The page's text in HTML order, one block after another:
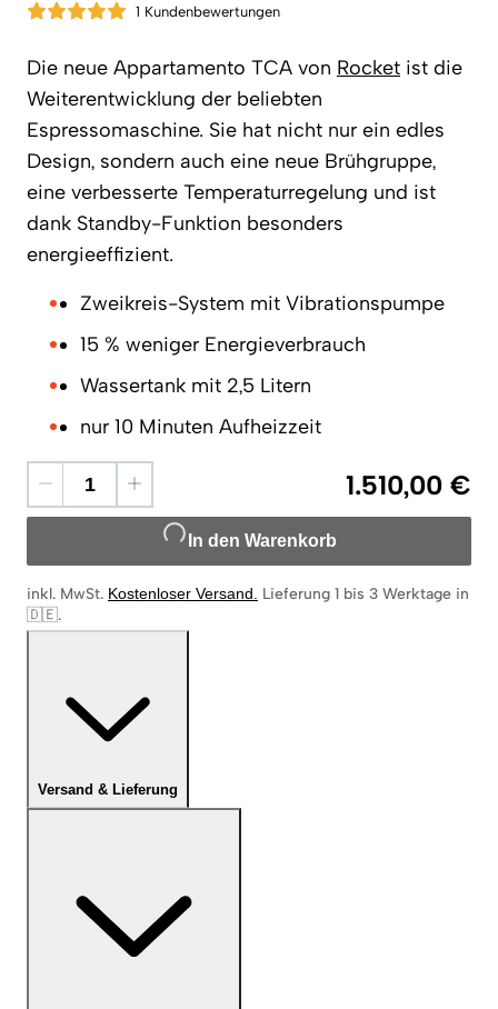
1 Kundenbewertungen
Die neue Appartamento TCA von Rocket ist die
Weiterentwicklung der beliebten
Espressomaschine. Sie hat nicht nur ein edles
Design, sondern auch eine neue Brühgruppe,
eine verbesserte Temperaturregelung und ist
dank Standby-Funktion besonders
energieeffizient.
Zweikreis-System mit Vibrationspumpe
15 % weniger Energieverbrauch
Wassertank mit 2,5 Litern
nur 10 Minuten Aufheizzeit
1.510,00 €
In den Warenkorb
inkl. MwSt. Kostenloser Versand. Lieferung 1 bis 3 Werktage in
🇩🇪.
Versand & Lieferung